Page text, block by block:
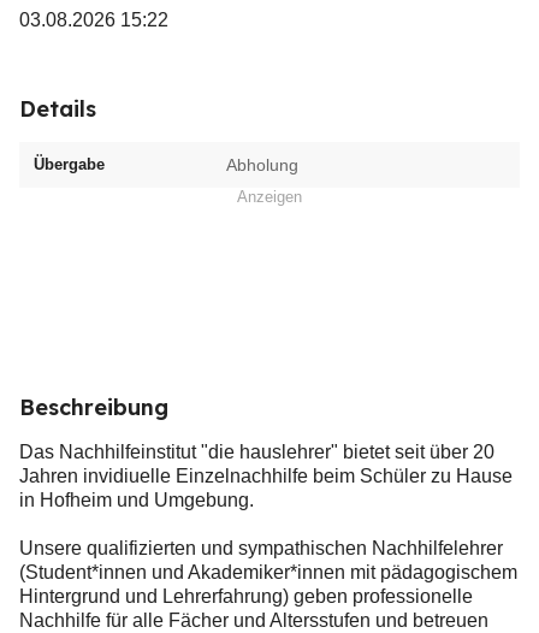
03.08.2026 15:22
Details
Übergabe Abholung
Anzeigen
Beschreibung
Das Nachhilfeinstitut "die hauslehrer" bietet seit über 20
Jahren invidiuelle Einzelnachhilfe beim Schüler zu Hause
in Hofheim und Umgebung.
Unsere qualifizierten und sympathischen Nachhilfelehrer
(Student*innen und Akademiker*innen mit pädagogischem
Hintergrund und Lehrerfahrung) geben professionelle
Nachhilfe für alle Fächer und Altersstufen und betreuen